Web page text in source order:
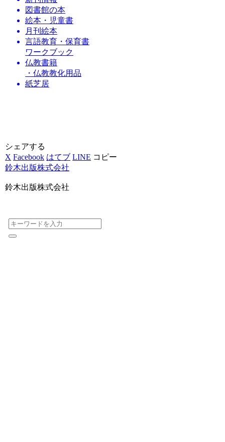
図書館の本
絵本・児童書
月刊絵本
言語教育・保育書
ワークブック
仏教書籍
・仏教教化用品
紙芝居
シェアする
X Facebook はてブ LINE コピー
鈴木出版株式会社
鈴木出版株式会社